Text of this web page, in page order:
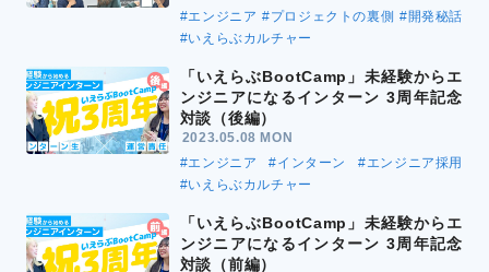
#エンジニア #プロジェクトの裏側 #開発秘話
#いえらぶカルチャー
「いえらぶBootCamp」未経験からエ
ンジニアになるインターン 3周年記念
対談（後編）
2023.05.08 MON
#エンジニア
#インターン
#エンジニア採用
#いえらぶカルチャー
「いえらぶBootCamp」未経験からエ
ンジニアになるインターン 3周年記念
対談（前編）